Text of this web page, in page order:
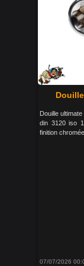
Douille
din 3120 iso
finition
07/07/2026